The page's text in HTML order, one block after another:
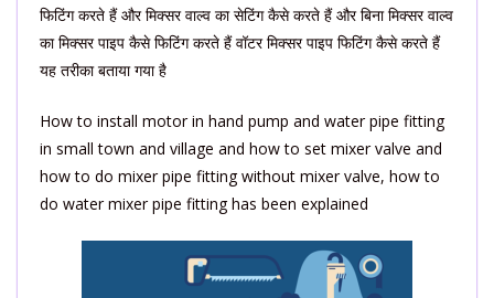
फिटिंग करते हैं और मिक्सर वाल्व का सेटिंग कैसे करते हैं और बिना मिक्सर वाल्व
का मिक्सर पाइप कैसे फिटिंग करते हैं वॉटर मिक्सर पाइप फिटिंग कैसे करते हैं
यह तरीका बताया गया है
How to install motor in hand pump and water pipe fitting
in small town and village and how to set mixer valve and
how to do mixer pipe fitting without mixer valve, how to
do water mixer pipe fitting has been explained